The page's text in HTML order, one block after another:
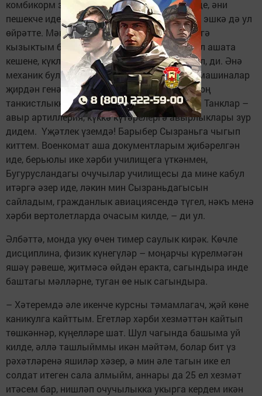
комбикорм заводы җитәкчесе булып эшләде, әни
пешекче иде. Безне Хәлимә әби тәрбияләде, эшкә дә ул
өйрәтте. Мәктәптән соң күкләргә күтәрелергә
кызыктым бит. Әти үгетләп тә карады, авыл ашата
кешене, күкләр карап торырга гына матур ул, ди. Әнә
механик бул, ди миңа. Юк, мәйтәм, трактор-машиналар
җирдән генә очалар, ә миңа күкләр кирәк. Соң
танкистлыкны сайла, диде соңгы сүзе итеп. Танклар –
авыр артиллерия, күккә күтәрелергә авырлыклары зур
дидем. Үҗәтлек үземдә! Барыбер Сызраньга чыгып
киттем. Военкомат аша документларым җибәрелгән
иде, берьюлы ике хәрби училищега үткәнмен,
Бугурусландагы очучылар училищесы да мине кабул
итәргә әзер иде, ләкин мин Сызраньдагысын
сайладым, гражданлык авиациясендә түгел, нәкъ менә
хәрби вертолетларда очасым килде, – ди ул.
Әлбәттә, монда уку өчен тимер саулык кирәк. Көчле
дисциплина, физик күнегүләр – моңарчы күрелмәгән
яшәү рәвеше, җитмәсә өйдән еракта, сагындыра инде
баштагы мәлләрне, туган өе нык сагындыра.
– Хәтеремдә әле икенче курсны тәмамлагач, җәй көне
каникулга кайттым. Егетләр хәрби хезмәттән кайтып
төшкәннәр, күңелләре шат. Шул чагында башыма уй
килде, әллә ташлыйммы икән мәйтәм, болар бит үз
рәхәтләренә яшиләр хәзер, ә мин әле тагын ике ел
солдат итеген сала алмыйм, аннары да 25 ел хезмәт
итәсем бар, нишләп очучылыкка укырга кердем икән